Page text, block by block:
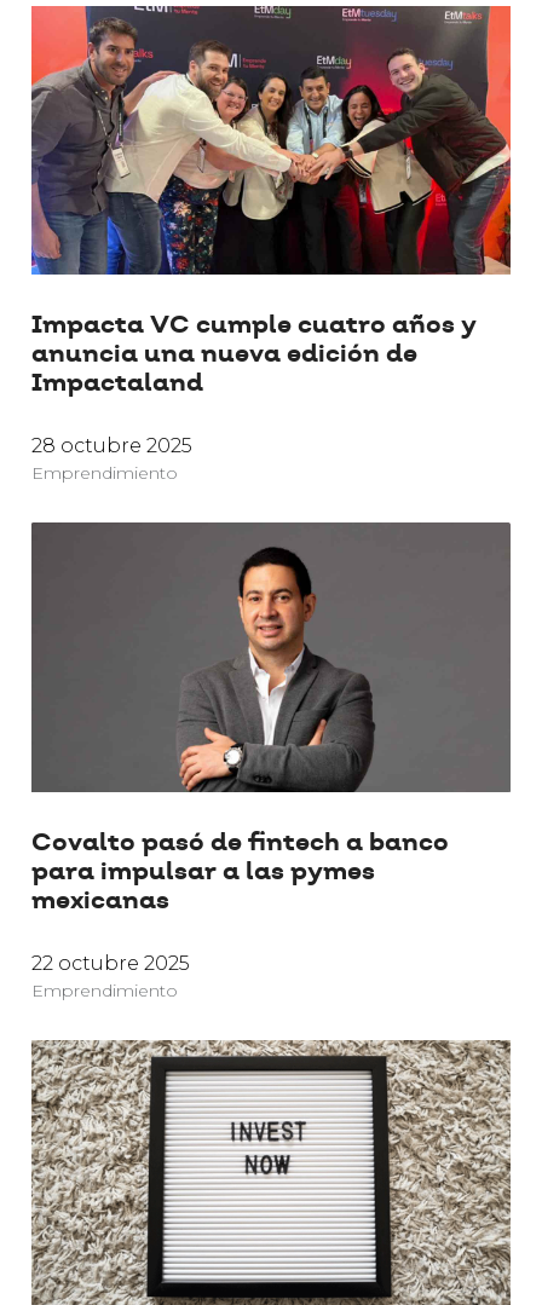
Impacta VC cumple cuatro años y
anuncia una nueva edición de
Impactaland
28 octubre 2025
Emprendimiento
Covalto pasó de fintech a banco
para impulsar a las pymes
mexicanas
22 octubre 2025
Emprendimiento